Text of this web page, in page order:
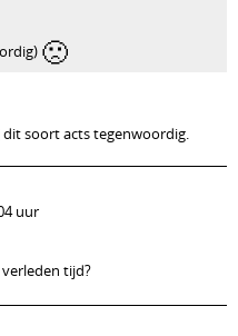
🙁
dit soort acts tegenwoordig.
uur
tijd?